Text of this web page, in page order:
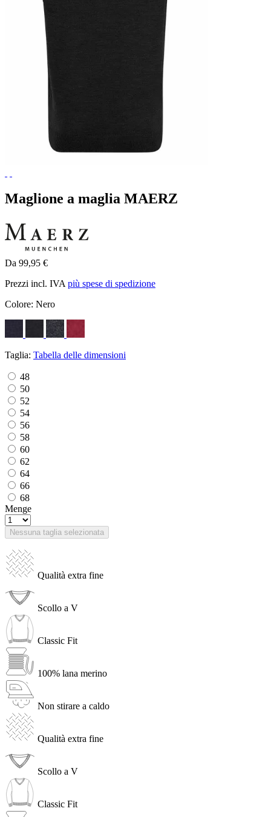
Maglione a maglia MAERZ
Da 99,95 €
Prezzi incl. IVA più spese di spedizione
Colore: Nero
Taglia: Tabella delle dimensioni
48
50
52
54
56
58
60
62
64
66
68
Menge
Nessuna taglia selezionata
Qualità extra fine
Scollo a V
Classic Fit
100% lana merino
Non stirare a caldo
Qualità extra fine
Scollo a V
Classic Fit